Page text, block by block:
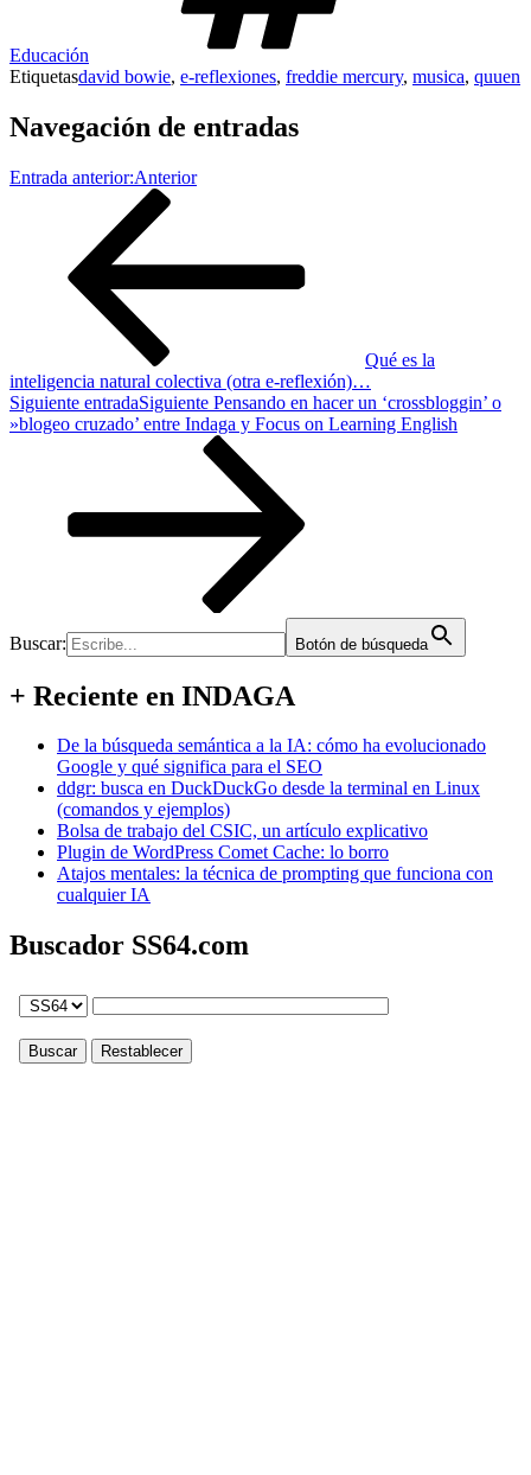
Educación
Etiquetasdavid bowie, e-reflexiones, freddie mercury, musica, quuen
Navegación de entradas
Entrada anterior:Anterior
Qué es la
inteligencia natural colectiva (otra e-reflexión)…
Siguiente entradaSiguiente Pensando en hacer un ‘crossbloggin’ o
»blogeo cruzado’ entre Indaga y Focus on Learning English
Buscar: Botón de búsqueda
+ Reciente en INDAGA
De la búsqueda semántica a la IA: cómo ha evolucionado
Google y qué significa para el SEO
ddgr: busca en DuckDuckGo desde la terminal en Linux
(comandos y ejemplos)
Bolsa de trabajo del CSIC, un artículo explicativo
Plugin de WordPress Comet Cache: lo borro
Atajos mentales: la técnica de prompting que funciona con
cualquier IA
Buscador SS64.com